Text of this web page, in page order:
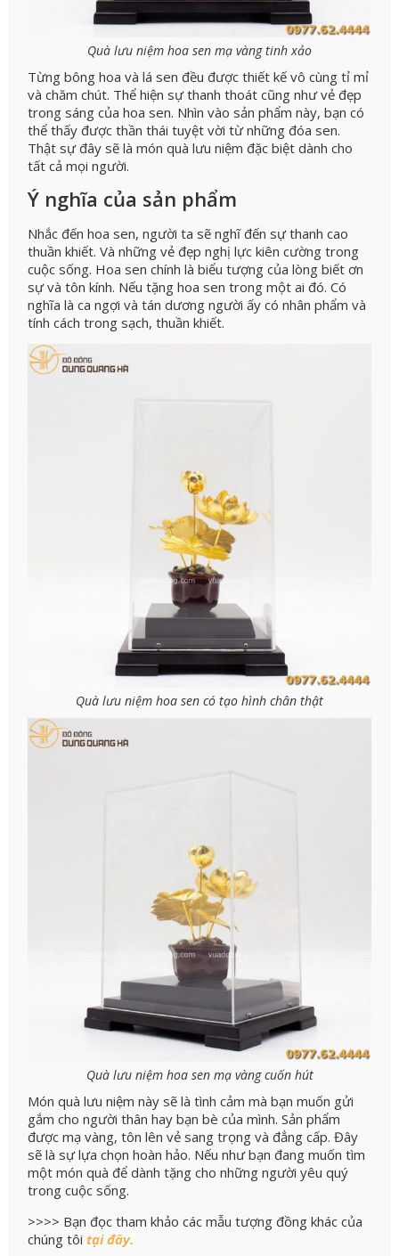
Quà lưu niệm hoa sen mạ vàng tinh xảo
Từng bông hoa và lá sen đều được thiết kế vô cùng tỉ mỉ
và chăm chút. Thể hiện sự thanh thoát cũng như vẻ đẹp
trong sáng của hoa sen. Nhìn vào sản phẩm này, bạn có
thể thấy được thần thái tuyệt vời từ những đóa sen.
Thật sự đây sẽ là món quà lưu niệm đặc biệt dành cho
tất cả mọi người.
Ý nghĩa của sản phẩm
Nhắc đến hoa sen, người ta sẽ nghĩ đến sự thanh cao
thuần khiết. Và những vẻ đẹp nghị lực kiên cường trong
cuộc sống. Hoa sen chính là biểu tượng của lòng biết ơn
sự và tôn kính. Nếu tặng hoa sen trong một ai đó. Có
nghĩa là ca ngợi và tán dương người ấy có nhân phẩm và
tính cách trong sạch, thuần khiết.
Quà lưu niệm hoa sen có tạo hình chân thật
Quà lưu niệm hoa sen mạ vàng cuốn hút
Món quà lưu niệm này sẽ là tình cảm mà bạn muốn gửi
gắm cho người thân hay bạn bè của mình. Sản phẩm
được mạ vàng, tôn lên vẻ sang trọng và đẳng cấp. Đây
sẽ là sự lựa chọn hoàn hảo. Nếu như bạn đang muốn tìm
một món quà để dành tặng cho những người yêu quý
trong cuộc sống.
>>>> Bạn đọc tham khảo các mẫu tượng đồng khác của
chúng tôi tại đây.